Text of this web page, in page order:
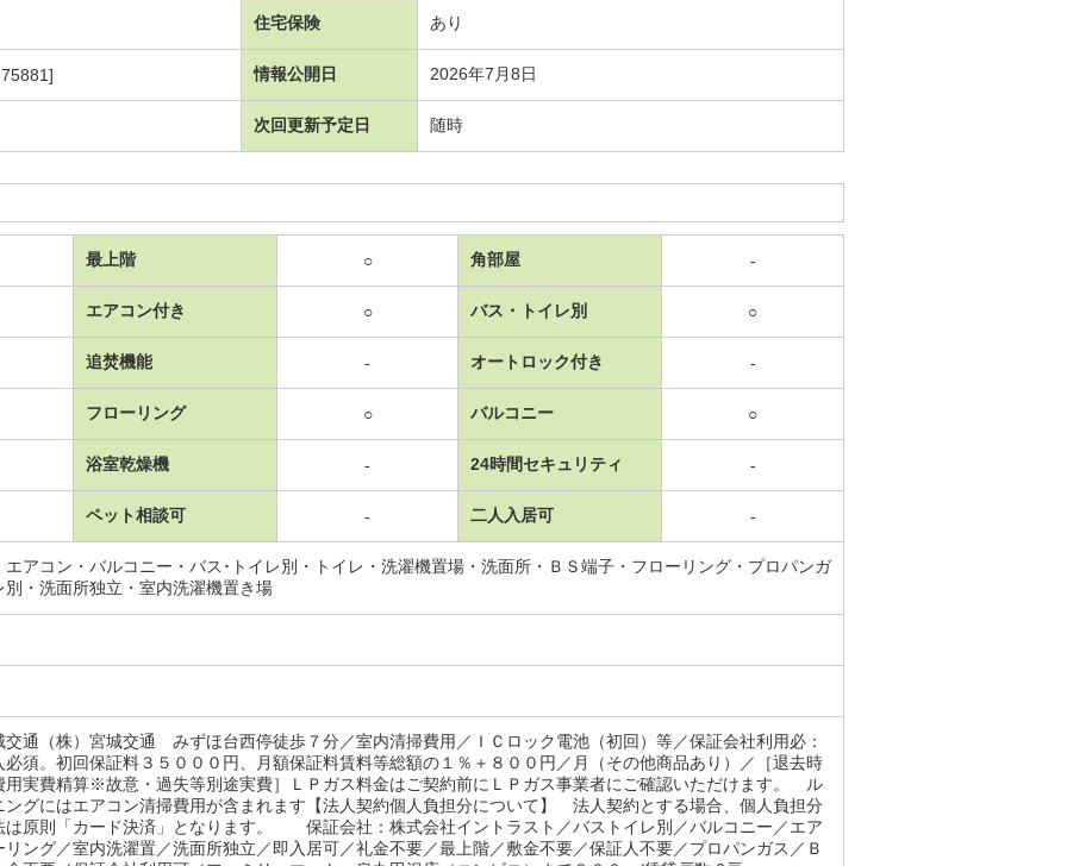
住宅保険 あり
情報公開日 2026年7月8日
次回更新予定日 随時
最上階 ○ 角部屋 -
エアコン付き ○ バス・トイレ別 ○
追焚機能 - オートロック付き -
フローリング ○ バルコニー ○
浴室乾燥機 - 24時間セキュリティ -
ペット相談可 - 二人入居可 -
エアコン・バルコニー・バス･トイレ別・トイレ・洗濯機置場・洗面所・ＢＳ端子・フローリング・プロパンガ
別・洗面所独立・室内洗濯機置き場
交通（株）宮城交通 みずほ台西停徒歩７分／室内清掃費用／ＩＣロック電池（初回）等／保証会社利用必：
必須。初回保証料３５０００円、月額保証料賃料等総額の１％＋８００円／月（その他商品あり）／［退去時
実費精算※故意・過失等別途実費］ＬＰガス料金はご契約前にＬＰガス事業者にご確認いただけます。 ル
ングにはエアコン清掃費用が含まれます【法人契約個人負担分について】 法人契約とする場合、個人負担分
は原則「カード決済」となります。 保証会社：株式会社イントラスト／バストイレ別／バルコニー／エア
リング／室内洗濯置／洗面所独立／即入居可／礼金不要／最上階／敷金不要／保証人不要／プロパンガス／Ｂ